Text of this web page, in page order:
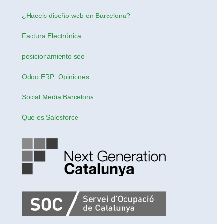
¿Haceis diseño web en Barcelona?
Factura Electrónica
posicionamiento seo
Odoo ERP: Opiniones
Social Media Barcelona
Que es Salesforce